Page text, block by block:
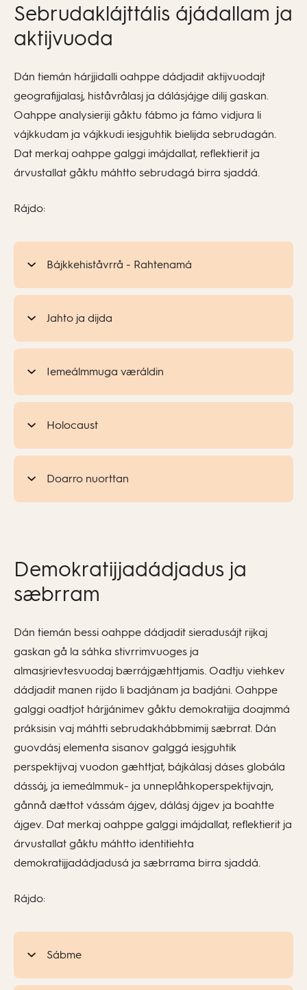
Sebrudaklájttális ájádallam ja
aktijvuoda
Dán tiemán hárjjidalli oahppe dádjadit aktijvuodajt
geografijjalasj, histåvrålasj ja dálásjájge dilij gaskan.
Oahppe analysieriji gåktu fábmo ja fámo vidjura li
vájkkudam ja vájkkudi iesjguhtik bielijda sebrudagán.
Dat merkaj oahppe galggi imájdallat, reflektierit ja
árvustallat gåktu máhtto sebrudagá birra sjaddá.
Rájdo:
Bájkkehiståvrrå - Rahtenamá
Jahto ja dijda
Iemeálmmuga væráldin
Holocaust
Doarro nuorttan
Demokratijjadádjadus ja
sæbrram
Dán tiemán bessi oahppe dádjadit sieradusájt rijkaj
gaskan gå la sáhka stivrrimvuoges ja
almasjrievtesvuodaj bærrájgæhttjamis. Oadtju viehkev
dádjadit manen rijdo li badjánam ja badjáni. Oahppe
galggi oadtjot hárjjánimev gåktu demokratijja doajmmá
práksisin vaj máhtti sebrudakhábbmimij sæbrrat. Dán
guovdásj elementa sisanov galggá iesjguhtik
perspektijvaj vuodon gæhttjat, bájkálasj dáses globála
dássáj, ja iemeálmmuk- ja unneplåhkoperspektijvajn,
gånnå dættot vássám ájgev, dálásj ájgev ja boahtte
ájgev. Dat merkaj oahppe galggi imájdallat, reflektierit ja
árvustallat gåktu máhtto identitiehta
demokratijjadádjadusá ja sæbrrama birra sjaddá.
Rájdo:
Sábme